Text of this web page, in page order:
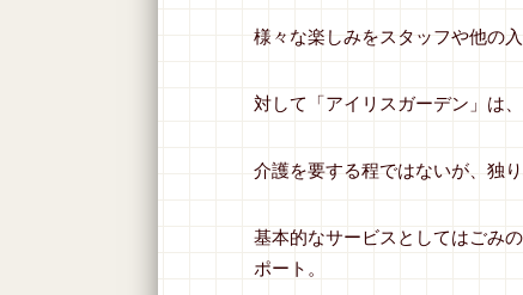
様々な楽しみをスタッフや他の
対して「アイリスガーデン」は
介護を要する程ではないが、独
基本的なサービスとしてはごみ
ポート。